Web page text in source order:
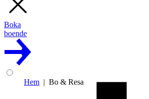
Boka
boende
Hem Bo & Resa